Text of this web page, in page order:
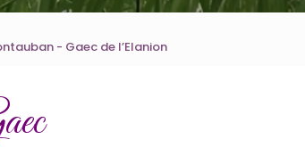
- Gaec de l’Elanion